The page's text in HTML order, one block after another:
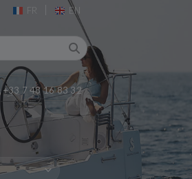
FR | EN
+33 7 48 16 83 32